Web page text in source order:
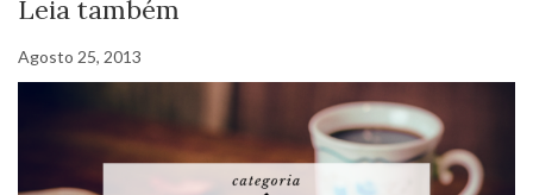
Leia também
Agosto 25, 2013